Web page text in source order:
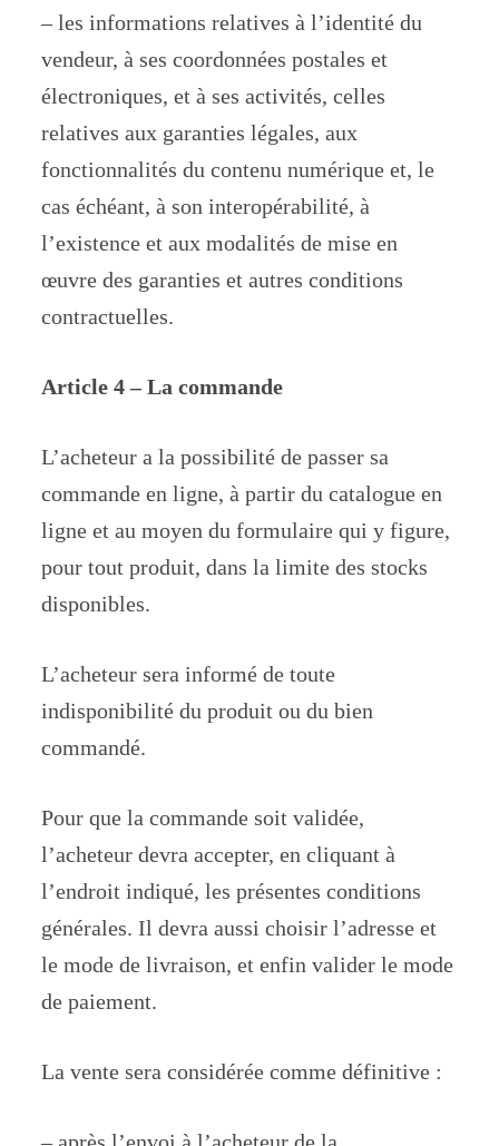
– les informations relatives à l’identité du
vendeur, à ses coordonnées postales et
électroniques, et à ses activités, celles
relatives aux garanties légales, aux
fonctionnalités du contenu numérique et, le
cas échéant, à son interopérabilité, à
l’existence et aux modalités de mise en
œuvre des garanties et autres conditions
contractuelles.
Article 4 – La commande
L’acheteur a la possibilité de passer sa
commande en ligne, à partir du catalogue en
ligne et au moyen du formulaire qui y figure,
pour tout produit, dans la limite des stocks
disponibles.
L’acheteur sera informé de toute
indisponibilité du produit ou du bien
commandé.
Pour que la commande soit validée,
l’acheteur devra accepter, en cliquant à
l’endroit indiqué, les présentes conditions
générales. Il devra aussi choisir l’adresse et
le mode de livraison, et enfin valider le mode
de paiement.
La vente sera considérée comme définitive :